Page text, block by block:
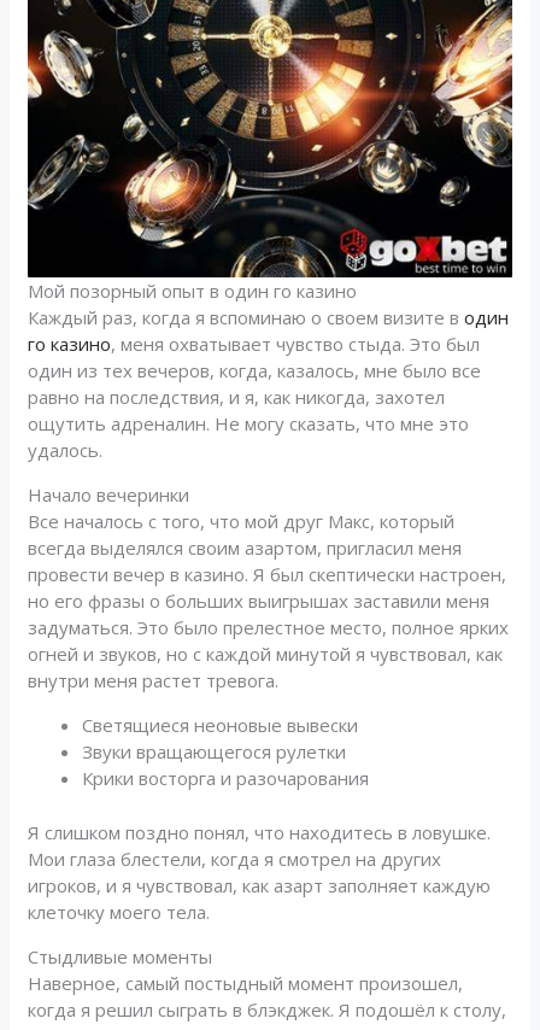
Мой позорный опыт в один го казино
Каждый раз, когда я вспоминаю о своем визите водин
го казино, меня охватывает чувство стыда. Это был
один из тех вечеров, когда, казалось, мне было все
равно на последствия, и я, как никогда, захотел
ощутить адреналин. Не могу сказать, что мне это
удалось.
Начало вечеринки
Все началось с того, что мой друг Макс, который
всегда выделялся своим азартом, пригласил меня
провести вечер в казино. Я был скептически настроен,
но его фразы о больших выигрышах заставили меня
задуматься. Это было прелестное место, полное ярких
огней и звуков, но с каждой минутой я чувствовал, как
внутри меня растет тревога.
Светящиеся неоновые вывески
Звуки вращающегося рулетки
Крики восторга и разочарования
Я слишком поздно понял, что находитесь в ловушке.
Мои глаза блестели, когда я смотрел на других
игроков, и я чувствовал, как азарт заполняет каждую
клеточку моего тела.
Стыдливые моменты
Наверное, самый постыдный момент произошел,
когда я решил сыграть в блэкджек. Я подошёл к столу,